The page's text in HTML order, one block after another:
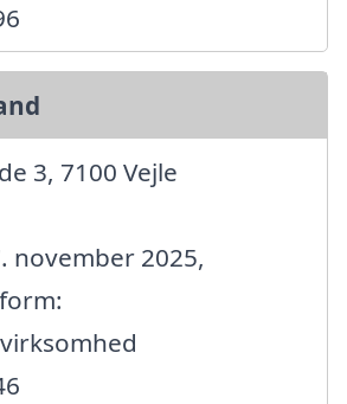
3, 7100 Vejle
november 2025,